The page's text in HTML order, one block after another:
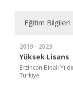
Eğitim Bilgileri
2019 - 2023
Yüksek Lisans
Erzincan Binali
Türkiye